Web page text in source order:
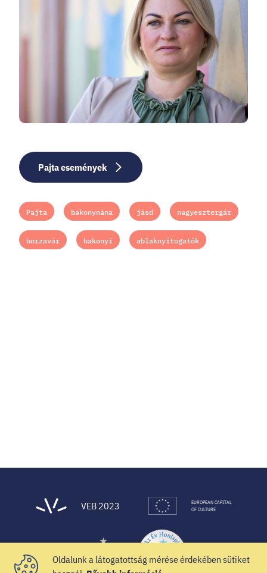
Pajta események
Pajta bakonynána jásd nagyesztergár
borzavár bakonyi ablaknyitogatók
VEB 2023
EUROPEAN CAPITAL
OF CULTURE
Oldalunk a látogatottság mérése érdekében sütiket